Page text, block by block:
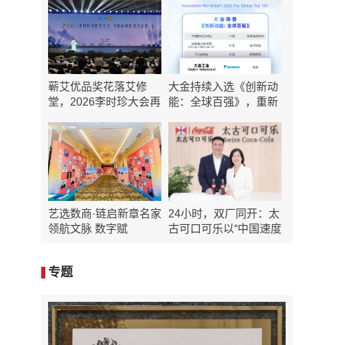
蕲艾优品奖花落艾修
堂，2026李时珍大会再
大金持续入选《创新动
能：全球百强》，重新
艺选数商·链启新章名家
领航文脉 数字赋
24小时，双厂同开：太
古可口可乐以“中国速度
专题